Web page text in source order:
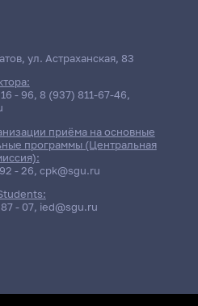
ул. Астраханская, 83
- 96, 8 (937) 811-67-46,
приёма на основные
программы (Центральная
- 26, cpk@sgu.ru
- 07, ied@sgu.ru